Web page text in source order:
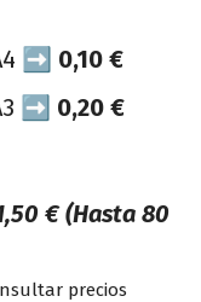
➡ 0,10 €
➡ 0,20 €
€ (hasta 80
precios